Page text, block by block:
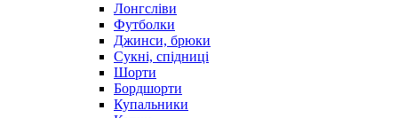
Лонгсліви
Футболки
Джинси, брюки
Сукні, спідниці
Шорти
Бордшорти
Купальники